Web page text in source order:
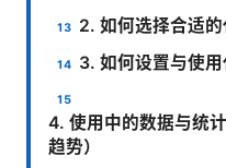
2. 如何选择合适
3. 如何设置与使用
4. 使用中的数据与统
趋势）